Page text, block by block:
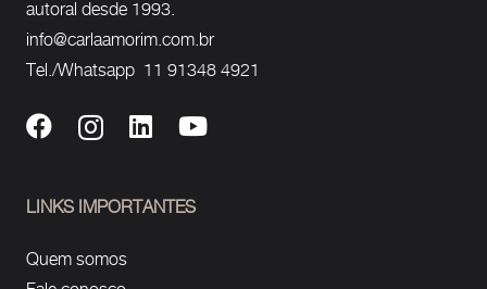
autoral desde 1993.
info@carlaamorim.com.br
Tel./Whatsapp 11 91348 4921
LINKS IMPORTANTES
Quem somos